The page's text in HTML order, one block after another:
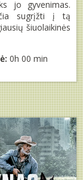
jo gyvenimas.
sugrįžti į tą
šiuolaikinės
0h 00 min